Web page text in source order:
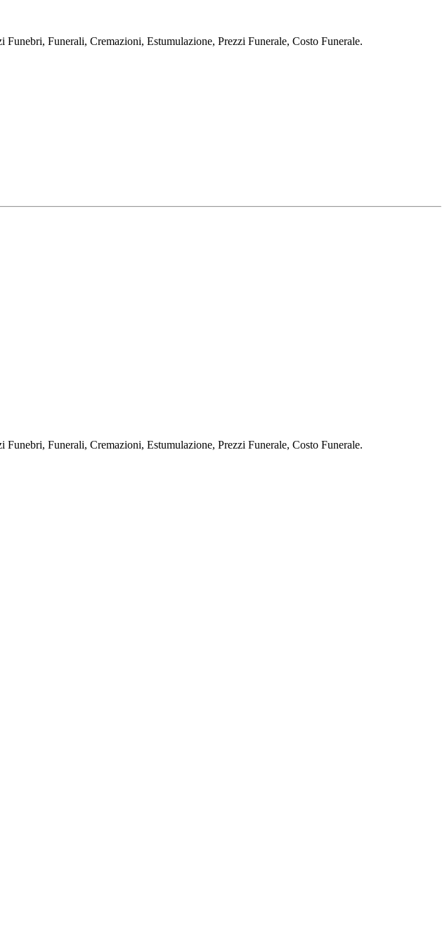
Funerali, Cremazioni, Estumulazione, Prezzi Funerale, Costo Funerale.
Funerali, Cremazioni, Estumulazione, Prezzi Funerale, Costo Funerale.